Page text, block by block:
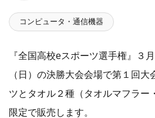
コンピュータ・通信機器
『全国高校eスポーツ選手権』３
（日）の決勝大会会場で第１回
ツとタオル２種（タオルマフラー
限定で販売します。